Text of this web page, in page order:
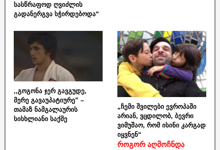
სასწრაფოდ ღვიძლის
გადანერგვა სჭირდებოდა“
,,გოგონა ჯერ გავგუდე,
მერე გავაუპატიურე” –
თამაზ ნამგალაურის
სისხლიანი საქმე
„ჩემი შვილები ევროპაში
არიან, ვცდილობ, ბევრი
ვიმუშაო, რომ ისინი კარგად
იყვნენ“
როგორ აღმოჩნდა